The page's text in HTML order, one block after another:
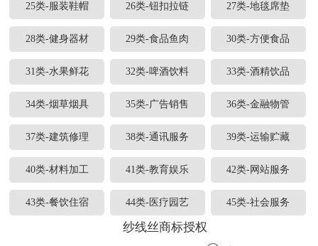
25类-服装鞋帽 26类-钮扣拉链 27类-地毯席垫
28类-健身器材 29类-食品鱼肉 30类-方便食品
31类-水果鲜花 32类-啤酒饮料 33类-酒精饮品
34类-烟草烟具 35类-广告销售 36类-金融物管
37类-建筑修理 38类-通讯服务 39类-运输贮藏
40类-材料加工 41类-教育娱乐 42类-网站服务
43类-餐饮住宿 44类-医疗园艺 45类-社会服务
纱线丝商标授权